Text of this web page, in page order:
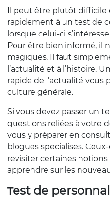
Il peut être plutôt difficile
rapidement à un test de
lorsque celui-ci
Pour être bien informé, il
magiques. Il faut
l’actualité et à l’histoire.
rapide de l’actualité
culture générale.
Si vous devez passer un
questions reliées à votre
vous y préparer en
blogues spécialisés.
revisiter certaines notions
apprendre sur les
Test de